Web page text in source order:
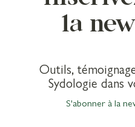
la
Outils,
Sydologie dans
S'abonner à la